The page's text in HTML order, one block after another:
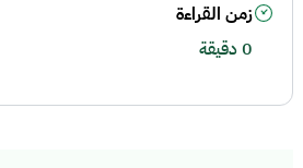
زمن القراءة
0 دقيقة